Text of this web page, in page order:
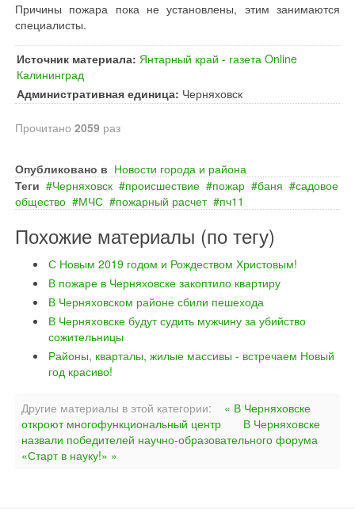
Причины пожара пока не установлены, этим занимаются
специалисты.
Источник материала: Янтарный край - газета Online
Калининград
Административная единица: Черняховск
Прочитано 2059 раз
Опубликовано в Новости города и района
Теги
Черняховск происшествие пожар баня
садовое
общество
МЧС пожарный расчет пч11
Похожие материалы (по тегу)
С Новым 2019 годом и Рождеством Христовым!
В пожаре в Черняховске закоптило квартиру
В Черняховском районе сбили пешехода
В Черняховске будут судить мужчину за убийство
сожительницы
Районы, кварталы, жилые массивы - встречаем Новый
год красиво!
Другие материалы в этой категории:
« В Черняховске
откроют многофункциональный центр
В Черняховске
назвали победителей научно-образовательного форума
«Старт в науку!» »